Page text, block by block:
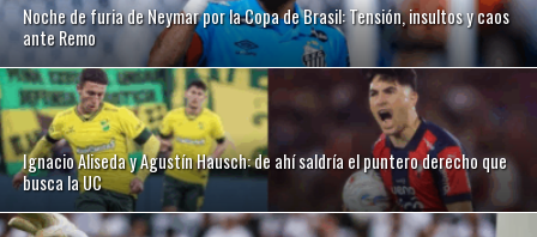
Noche de furia de Neymar por la Copa de Brasil: Tensión, insultos y caos
ante Remo
Ignacio Aliseda y Agustín Hausch: de ahí saldría el puntero derecho que
busca la UC